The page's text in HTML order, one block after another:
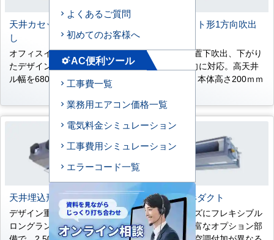
天井カセット形2方向吹出
し
オフィスインテリアを意識し
たデザイン。全能力ともパネ
ル幅を680ｍｍに統一
天井カセット形1方向吹出
コーナー設置下吹出、下がり
天井の2方向に対応。高天井
4.2ｍ対応。本体高さ200ｍｍ
天井埋込形ビルトイン
デザイン重視のオフィスに。
ロングランフィルター標準装
天井埋込形ダクト
多彩なニーズにフレキシブル
に対応。豊富なオプション部
よくあるご質問
初めてのお客様へ
settings_suggestAC便利ツール
工事費一覧
業務用エアコン価格一覧
電気料金シミュレーション
工事費用シミュレーション
エラーコード一覧